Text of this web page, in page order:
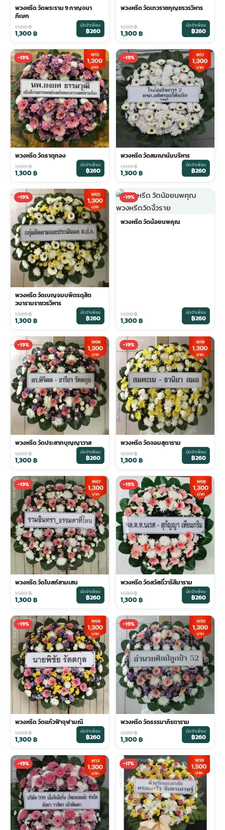
พวงหรีด วัดพระราม 9 กาญจนา
ภิเษก
1,600฿
1,300฿
มัดจำเพียง
฿260
พวงหรีด วัดเทวราชกุญชรวรวิหาร
1,600฿
1,300฿
มัดจำเพียง
฿260
-19%
พวงหรีด วัดธาตุทอง
1,600฿
1,300฿
มัดจำเพียง
฿260
-19%
พวงหรีด วัดสมณานัมบริหาร
1,600฿
1,300฿
มัดจำเพียง
฿260
-19%
พวงหรีด วัดเบญจมบพิตรดุสิต
วนารามราชวรวิหาร
1,600฿
1,300฿
มัดจำเพียง
฿260
-19%
พวงหรีด วัดน้อยนพคุณ
1,600฿
1,300฿
มัดจำเพียง
฿260
-19%
พวงหรีด วัดประสาทบุญญาวาส
1,600฿
1,300฿
มัดจำเพียง
฿260
-19%
พวงหรีด วัดจอมสุดาราม
1,600฿
1,300฿
มัดจำเพียง
฿260
-19%
พวงหรีด วัดโบสถ์สามเสน
1,600฿
1,300฿
มัดจำเพียง
฿260
-19%
พวงหรีด วัดสวัสดิ์วารีสีมาราม
1,600฿
1,300฿
มัดจำเพียง
฿260
-19%
พวงหรีด วัดแก้วฟ้าจุฬามณี
1,600฿
1,300฿
มัดจำเพียง
฿260
-19%
พวงหรีด วัดธรรมาภิรตาราม
1,600฿
1,300฿
มัดจำเพียง
฿260
-19% -17%